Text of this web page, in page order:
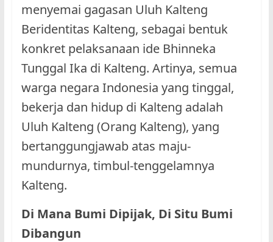
menyemai gagasan Uluh Kalteng
Beridentitas Kalteng, sebagai bentuk
konkret pelaksanaan ide Bhinneka
Tunggal Ika di Kalteng. Artinya, semua
warga negara Indonesia yang tinggal,
bekerja dan hidup di Kalteng adalah
Uluh Kalteng (Orang Kalteng), yang
bertanggungjawab atas maju-
mundurnya, timbul-tenggelamnya
Kalteng.
Di Mana Bumi Dipijak, Di Situ Bumi
Dibangun